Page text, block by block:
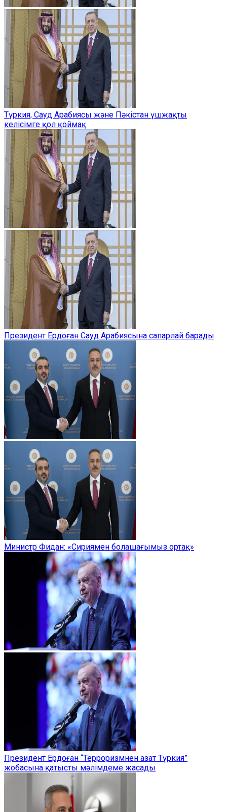
Түркия, Сауд Арабиясы және Пәкістан үшжақты
келісімге қол қоймақ
Президент Ердоған Сауд Арабиясына сапарлай барады
Министр Фидан: «Сириямен болашағымыз ортақ»
Президент Ердоған “Терроризмнен азат Түркия”
жобасына қатысты мәлімдеме жасады